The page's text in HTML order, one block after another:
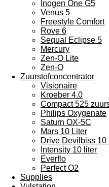
Inogen One G5
Venus 5
Freestyle Comfort
Rove 6
Sequal Eclipse 5
Mercury
Zen-O Lite
Zen-O
Zuurstofconcentrator
Visionaire
Kroeber 4.0
Compact 525
Philips Oxygenate
Saturn OX-5C
Mars 10 Liter
Drive Devilbiss 10
Intensity 10 liter
Everflo
Perfect O2
Supplies